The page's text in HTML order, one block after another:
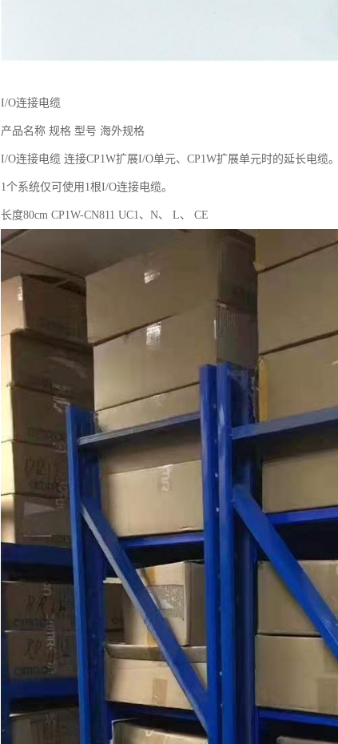
I/O连接电缆
产品名称 规格 型号 海外规格
I/O连接电缆 连接CP1W扩展I/O单元、CP1W扩展单元时的延长电缆。
1个系统仅可使用1根I/O连接电缆。
长度80cm CP1W-CN811 UC1、N、 L、 CE